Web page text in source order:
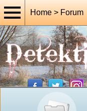
Home > Forum